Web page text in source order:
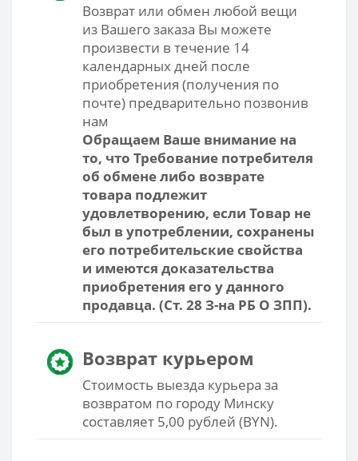
Возврат или обмен любой вещи
из Вашего заказа Вы можете
произвести в течение 14
календарных дней после
приобретения (получения по
почте) предварительно позвонив
нам
Обращаем Ваше внимание на
то, что Требование потребителя
об обмене либо возврате
товара подлежит
удовлетворению, если Товар не
был в употреблении, сохранены
его потребительские свойства
и имеются доказательства
приобретения его у данного
продавца. (Ст. 28 З-на РБ О ЗПП).
Возврат курьером
Стоимость выезда курьера за
возвратом по городу Минску
составляет 5,00 рублей (BYN).